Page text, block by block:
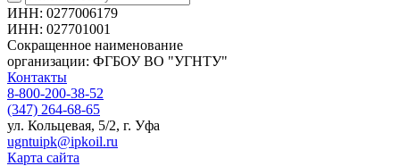
ИНН: 0277006179
ИНН: 027701001
Сокращенное наименование
организации: ФГБОУ ВО "УГНТУ"
Контакты
8-800-200-38-52
(347) 264-68-65
ул. Кольцевая, 5/2, г. Уфа
ugntuipk@ipkoil.ru
Карта сайта